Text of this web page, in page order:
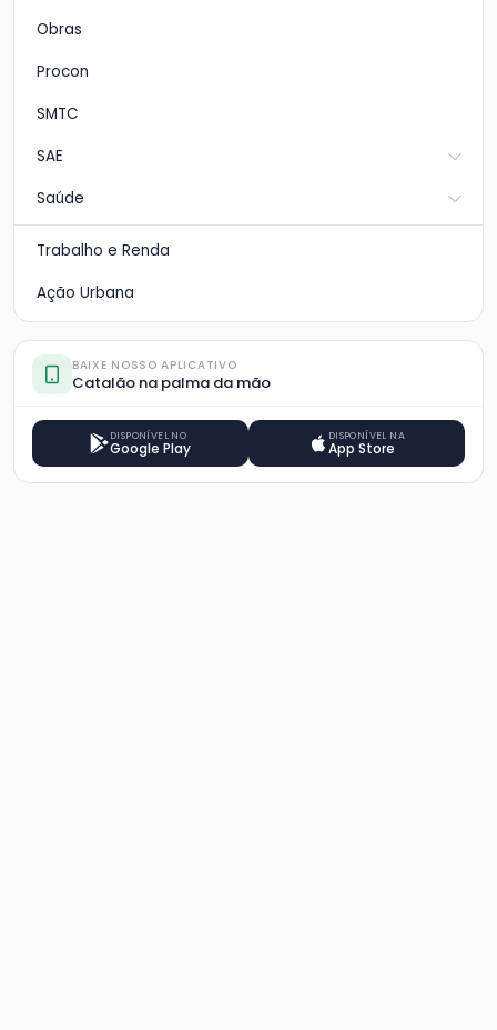
Obras
Procon
SMTC
SAE
Saúde
Trabalho e Renda
Ação Urbana
BAIXE NOSSO APLICATIVO
Catalão na palma da mão
DISPONÍVEL NO
Google Play
DISPONÍVEL NA
App Store